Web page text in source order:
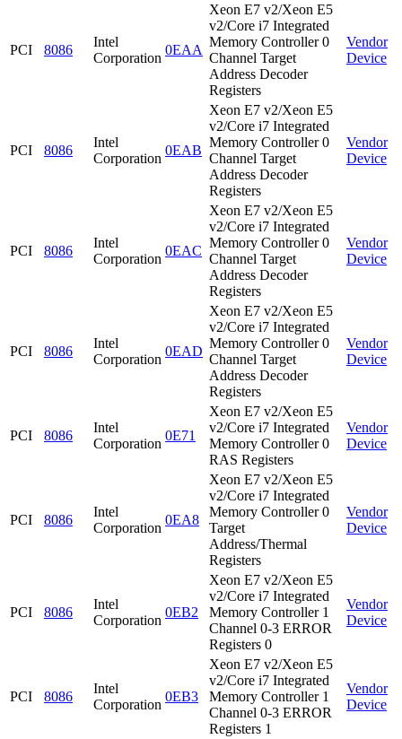
PCI 8086
Intel
Corporation
0EAA
Xeon E7 v2/Xeon E5
v2/Core i7 Integrated
Memory Controller 0
Channel Target
Address Decoder
Registers
Vendor
Device
PCI 8086
Intel
Corporation
0EAB
Xeon E7 v2/Xeon E5
v2/Core i7 Integrated
Memory Controller 0
Channel Target
Address Decoder
Registers
Vendor
Device
PCI 8086
Intel
Corporation
0EAC
Xeon E7 v2/Xeon E5
v2/Core i7 Integrated
Memory Controller 0
Channel Target
Address Decoder
Registers
Vendor
Device
PCI 8086
Intel
Corporation
0EAD
Xeon E7 v2/Xeon E5
v2/Core i7 Integrated
Memory Controller 0
Channel Target
Address Decoder
Registers
Vendor
Device
PCI 8086
Intel
Corporation
0E71
Xeon E7 v2/Xeon E5
v2/Core i7 Integrated
Memory Controller 0
RAS Registers
Vendor
Device
PCI 8086
Intel
Corporation
0EA8
Xeon E7 v2/Xeon E5
v2/Core i7 Integrated
Memory Controller 0
Target
Address/Thermal
Registers
Vendor
Device
PCI 8086
Intel
Corporation
0EB2
Xeon E7 v2/Xeon E5
v2/Core i7 Integrated
Memory Controller 1
Channel 0-3 ERROR
Registers 0
Vendor
Device
PCI 8086
Intel
Corporation
0EB3
Xeon E7 v2/Xeon E5
v2/Core i7 Integrated
Memory Controller 1
Channel 0-3 ERROR
Registers 1
Vendor
Device